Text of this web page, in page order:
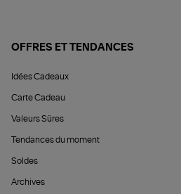
OFFRES ET TENDANCES
Idées Cadeaux
Carte Cadeau
Valeurs Sûres
Tendances du moment
Soldes
Archives